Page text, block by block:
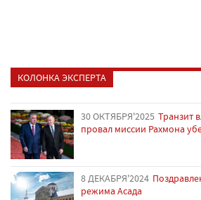
КОЛОНКА ЭКСПЕРТА
30 ОКТЯБРЯ'2025 Транзит
провал миссии Рахмона
8 ДЕКАБРЯ'2024
режима Асада